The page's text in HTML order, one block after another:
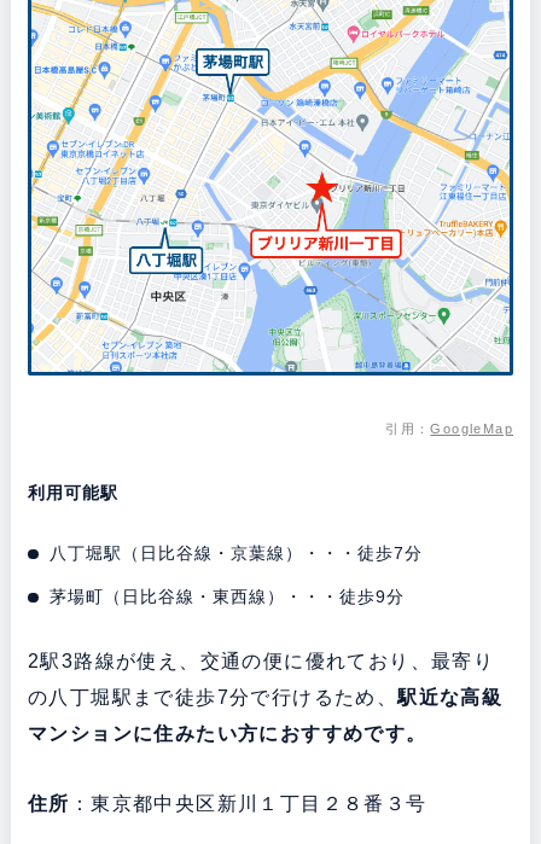
引用：GoogleMap
利用可能駅
八丁堀駅（日比谷線・京葉線）・・・徒歩7分
茅場町（日比谷線・東西線）・・・徒歩9分
2駅3路線が使え、交通の便に優れており、最寄り
の八丁堀駅まで徒歩7分で行けるため、駅近な高級
マンションに住みたい方におすすめです。
住所 ：東京都中央区新川１丁目２８番３号